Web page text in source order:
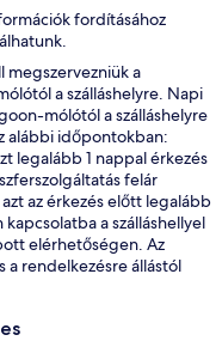
fordításához
megszervezniük a
a szálláshelyre. Napi
mólótól a szálláshelyre
alábbi időpontokban:
legalább 1 nappal érkezés
felár
az érkezés előtt legalább
a szálláshellyel
elérhetőségen. Az
a rendelkezésre állástól